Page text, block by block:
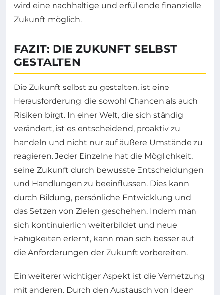
wird eine nachhaltige und erfüllende finanzielle
Zukunft möglich.
FAZIT: DIE ZUKUNFT SELBST
GESTALTEN
Die Zukunft selbst zu gestalten, ist eine
Herausforderung, die sowohl Chancen als auch
Risiken birgt. In einer Welt, die sich ständig
verändert, ist es entscheidend, proaktiv zu
handeln und nicht nur auf äußere Umstände zu
reagieren. Jeder Einzelne hat die Möglichkeit,
seine Zukunft durch bewusste Entscheidungen
und Handlungen zu beeinflussen. Dies kann
durch Bildung, persönliche Entwicklung und
das Setzen von Zielen geschehen. Indem man
sich kontinuierlich weiterbildet und neue
Fähigkeiten erlernt, kann man sich besser auf
die Anforderungen der Zukunft vorbereiten.
Ein weiterer wichtiger Aspekt ist die Vernetzung
mit anderen. Durch den Austausch von Ideen